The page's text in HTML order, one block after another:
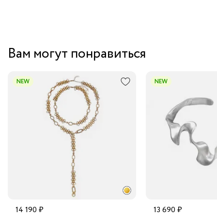
Вам могут понравиться
NEW
14 190 ₽
NEW
13 690 ₽